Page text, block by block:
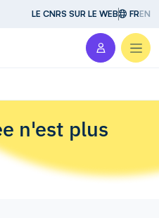
LE CNRS SUR LE WEB FREN
n'est plus